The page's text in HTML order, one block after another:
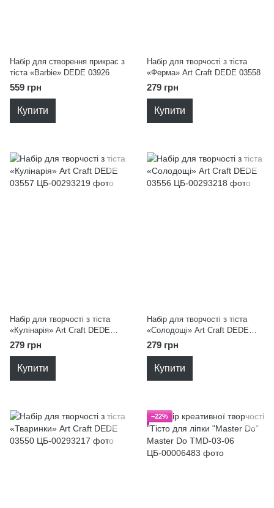
Набір для створення прикрас з
тіста «Barbie» DEDE 03926
559 грн
Купити
Набір для творчості з тіста
«Ферма» Art Craft DEDE 03558
279 грн
Купити
Набір для творчості з тіста
«Кулінарія» Art Craft DEDE
03557
279 грн
Купити
Набір для творчості з тіста
«Солодощі» Art Craft DEDE
03556
279 грн
Купити
−22%